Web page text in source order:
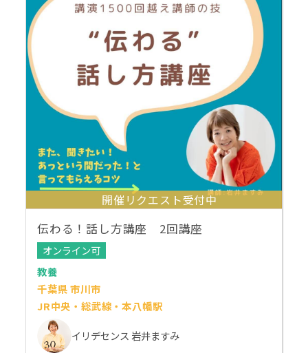
開催リクエスト受付中
伝わる！話し方講座 2回講座
オンライン可
教養
千葉県 市川市
JR中央・総武線・本八幡駅
イリデセンス 岩井ますみ